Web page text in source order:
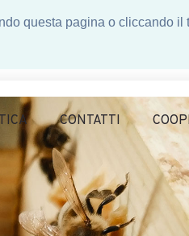
questa pagina o cliccando il
CONTATTI